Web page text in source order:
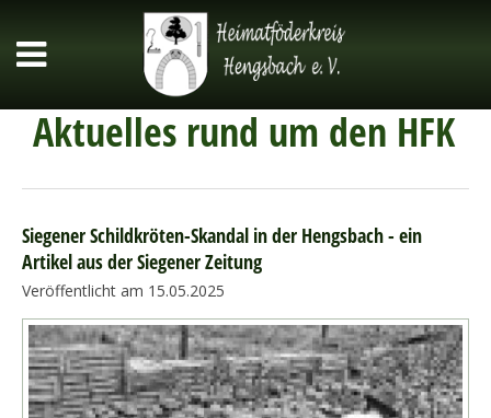
Aktuelles rund um den HFK
Siegener Schildkröten-Skandal in der Hengsbach - ein
Artikel aus der Siegener Zeitung
Veröffentlicht am 15.05.2025